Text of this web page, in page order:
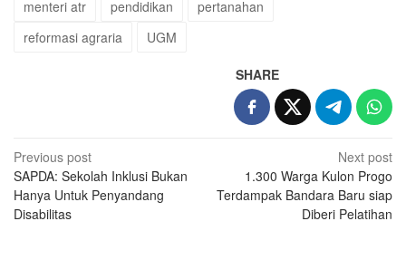
menteri atr pendidikan
pertanahan
reformasi agraria
UGM
SHARE
Post
navigation
Previous post
SAPDA: Sekolah Inklusi Bukan
Hanya Untuk Penyandang
Disabilitas
Next post
1.300 Warga Kulon Progo
Terdampak Bandara Baru siap
Diberi Pelatihan